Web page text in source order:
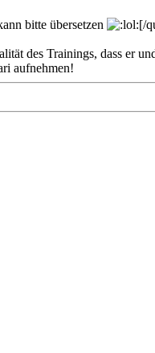
bitte übersetzen
[/
des Trainings, dass er
aufnehmen!